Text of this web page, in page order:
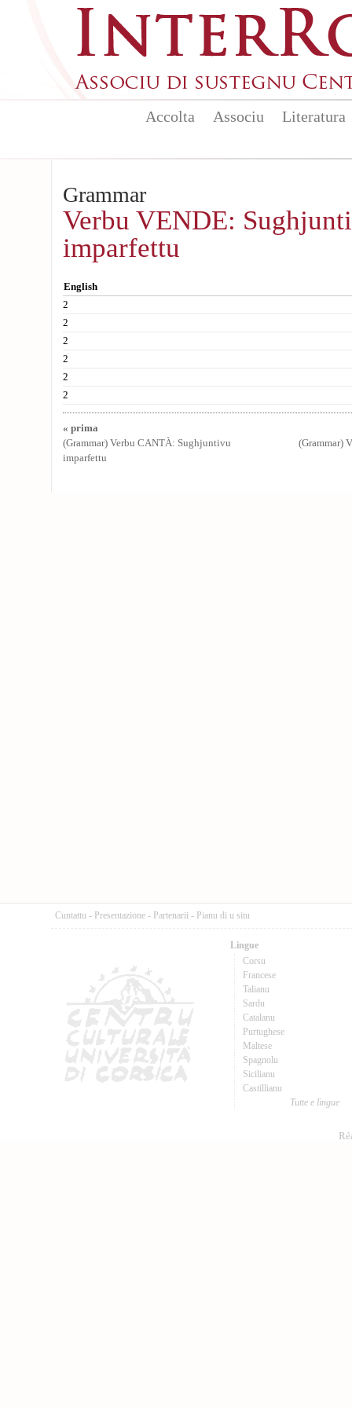
Accolta Associu Literatura
Grammar
Verbu VENDE:
imparfettu
English
2
2
2
2
2
2
« prima
(Grammar) Verbu CANTÀ: Sughjuntivu
imparfettu
(Grammar)
Cuntattu - Presentazione - Partenarii - Pianu di u situ
Lingue
Corsu
Francese
Talianu
Sardu
Catalanu
Purtughese
Maltese
Spagnolu
Sicilianu
Castillianu
Tutte e lingue